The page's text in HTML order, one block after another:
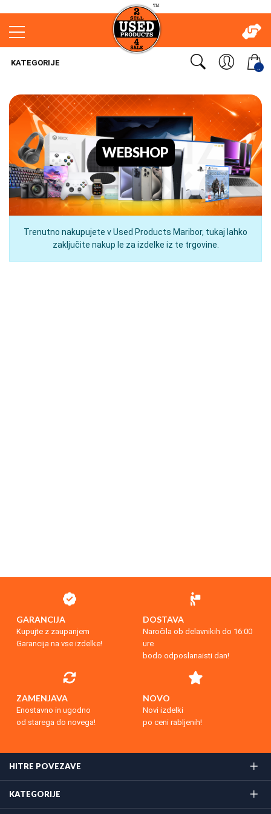
..
KATEGORIJE
WEBSHOP
Trenutno nakupujete v Used Products Maribor, tukaj lahko
zaključite nakup le za izdelke iz te trgovine.
GARANCIJA
Kupujte z zaupanjem
Garancija na vse izdelke!
DOSTAVA
Naročila ob delavnikih do 16:00
ure
bodo odposlanaisti dan!
ZAMENJAVA
Enostavno in ugodno
od starega do novega!
NOVO
Novi izdelki
po ceni rabljenih!
HITRE POVEZAVE
KATEGORIJE